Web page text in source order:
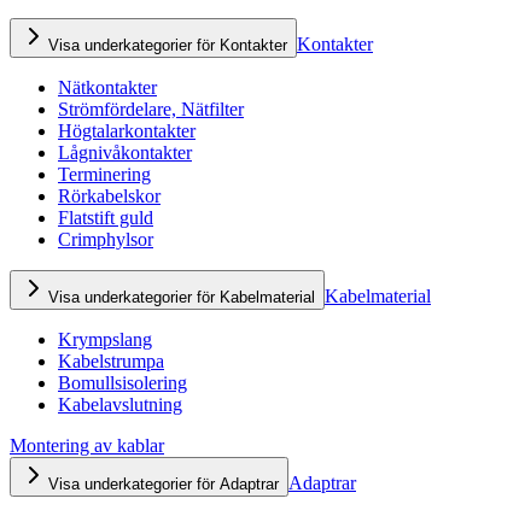
Visa underkategorier för Kontakter Kontakter
Nätkontakter
Strömfördelare, Nätfilter
Högtalarkontakter
Lågnivåkontakter
Terminering
Rörkabelskor
Flatstift guld
Crimphylsor
Visa underkategorier för Kabelmaterial Kabelmaterial
Krympslang
Kabelstrumpa
Bomullsisolering
Kabelavslutning
Montering av kablar
Visa underkategorier för Adaptrar Adaptrar